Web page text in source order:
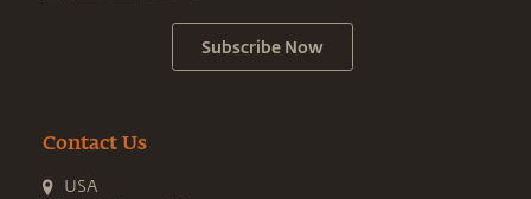
Subscribe Now
Contact Us
USA